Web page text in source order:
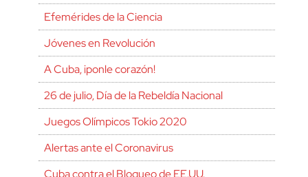
Efemérides de la Ciencia
Jóvenes en Revolución
A Cuba, ¡ponle corazón!
26 de julio, Día de la Rebeldía Nacional
Juegos Olímpicos Tokio 2020
Alertas ante el Coronavirus
Cuba contra el Bloqueo de EE.UU.